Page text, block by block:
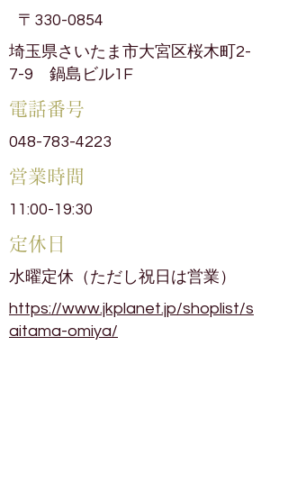
〒330-0854
埼玉県さいたま市大宮区桜木町2-
7-9 鍋島ビル1F
電話番号
048-783-4223
​営業時間
11:00-19:30
​定休日
水曜定休（ただし祝日は営業）
https://www.jkplanet.jp/shoplist/s
aitama-omiya/